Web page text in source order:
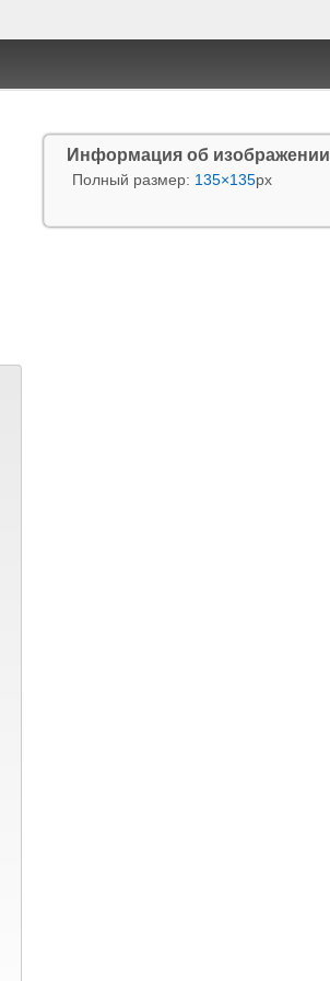
Информация об изображении
Полный размер: 135×135px